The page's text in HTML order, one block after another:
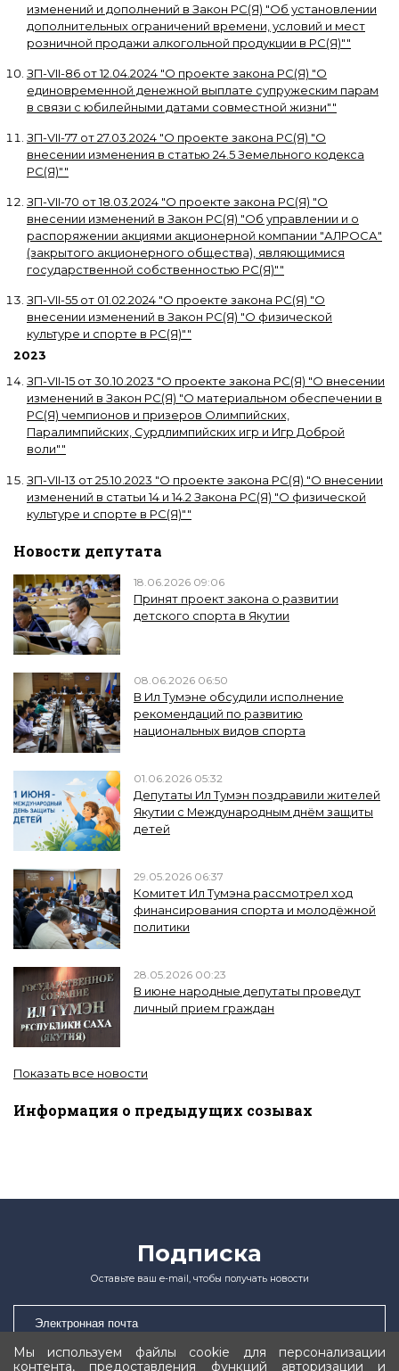
изменений и дополнений в Закон РС(Я) "Об установлении
дополнительных ограничений времени, условий и мест
розничной продажи алкогольной продукции в РС(Я)""
ЗП-VII-86 от12.04.2024 "О проекте закона РС(Я) "О
единовременной денежной выплате супружеским парам
в связи с юбилейными датами совместной жизни""
ЗП-VII-77 от27.03.2024 "О проекте закона РС(Я) "О
внесении изменения в статью 24.5 Земельного кодекса
РС(Я)""
ЗП-VII-70 от18.03.2024 "О проекте закона РС(Я) "О
внесении изменений в Закон РС(Я) "Об управлении и о
распоряжении акциями акционерной компании "АЛРОСА"
(закрытого акционерного общества), являющимися
государственной собственностью РС(Я)""
ЗП-VII-55 от 01.02.2024 "О проекте закона РС(Я) "О
внесении изменений в Закон РС(Я) "О физической
культуре и спорте в РС(Я)""
2023
ЗП-VII-15 от30.10.2023 "О проекте закона РС(Я) "О внесении
изменений в Закон РС(Я) "О материальном обеспечении в
РС(Я) чемпионов и призеров Олимпийских,
Паралимпийских, Сурдлимпийских игр и Игр Доброй
воли""
ЗП-VII-13 от25.10.2023 "О проекте закона РС(Я) "О внесении
изменений в статьи 14 и 14.2 Закона РС(Я) "О физической
культуре и спорте в РС(Я)""
Новости депутата
18.06.2026 09:06
Принят проект закона о развитии
детского спорта в Якутии
08.06.2026 06:50
В Ил Тумэне обсудили исполнение
рекомендаций по развитию
национальных видов спорта
01.06.2026 05:32
Депутаты Ил Тумэн поздравили жителей
Якутии с Международным днём защиты
детей
29.05.2026 06:37
Комитет Ил Тумэна рассмотрел ход
финансирования спорта и молодёжной
политики
28.05.2026 00:23
В июне народные депутаты проведут
личный прием граждан
Показать все новости
Информация о предыдущих созывах
Подписка
Оставьте ваш e-mail, чтобы получать новости
Мы используем файлы cookie для персонализации
контента, предоставления функций авторизации и